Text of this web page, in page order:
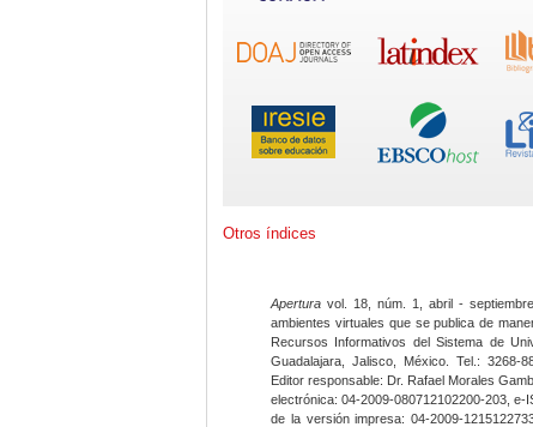
Otros índices
Apertura vol. 18, núm. 1, abril -
ambientes virtuales que se publica de
Recursos Informativos del Sistema de
Guadalajara, Jalisco, México. Tel.: 3268-
Editor responsable: Dr. Rafael Morales
electrónica: 04-2009-080712102200-203,
de la versión impresa: 04-2009-